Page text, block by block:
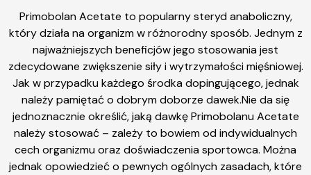
Primobolan Acetate to popularny steryd anaboliczny,
który działa na organizm w różnorodny sposób. Jednym z
najważniejszych beneficjów jego stosowania jest
zdecydowane zwiększenie siły i wytrzymałości mięśniowej.
Jak w przypadku każdego środka dopingującego, jednak
należy pamiętać o dobrym doborze dawek.Nie da się
jednoznacznie określić, jaką dawkę Primobolanu Acetate
należy stosować – zależy to bowiem od indywidualnych
cech organizmu oraz doświadczenia sportowca. Można
jednak opowiedzieć o pewnych ogólnych zasadach, które